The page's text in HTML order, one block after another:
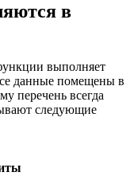
в
выполняет
данные помещены в
перечень всегда
следующие